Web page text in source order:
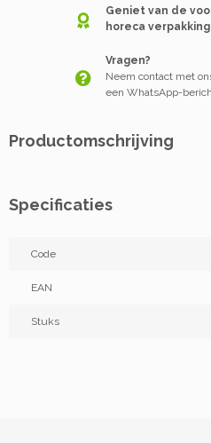
Geniet van de
horeca
Vragen?
Neem contact met
een WhatsApp-
Productomschrijving
Specificaties
Code
EAN
Stuks